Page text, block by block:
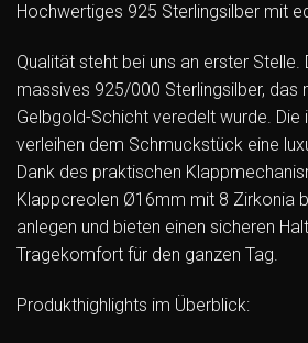
Hochwertiges 925 Sterlingsilber mit
Qualität steht bei uns an erster Stelle.
massives 925/000 Sterlingsilber, das
Gelbgold-Schicht veredelt wurde.
verleihen dem Schmuckstück eine
Dank des praktischen
Klappcreolen Ø16mm mit 8 Zirkonia
anlegen und bieten einen sicheren
Tragekomfort für den ganzen Tag.
Produkthighlights im Überblick: